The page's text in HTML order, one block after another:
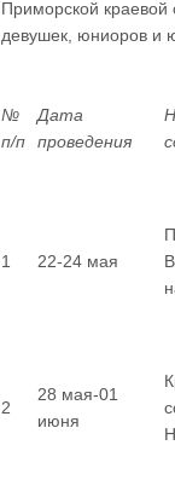
Приморской
девушек, юниоров и
№
п/п
Дата
проведения
1 22-24 мая
2
28 мая-01
июня